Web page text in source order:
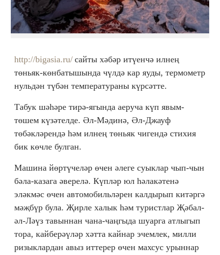
http://bigasia.ru/ сайты хәбәр итүенчә илнең
төньяк-көнбатышында чүлдә кар яуды, термометр
нульдән түбән температураны күрсәтте.
Табук шәһәре тирә-ягында аеруча күп явым-
төшем күзәтелде. Әл-Мәдинә, Әл-Джауф
төбәкләрендә һәм илнең төньяк чигендә стихия
бик көчле булган.
Машина йөртүчеләр өчен әлеге суыклар чып-чын
бәла-казага әверелә. Күпләр юл һәлакәтенә
эләкмәс өчен автомобильләрен калдырып китәргә
мәҗбүр була. Җирле халык һәм туристлар Җәбал-
әл-Ләүз тавыннан чана-чаңгыда шуарга атлыгып
тора, кайберәүләр хәтта кайнар эчемлек, милли
ризыклардан авыз иттерер өчен махсус урыннар